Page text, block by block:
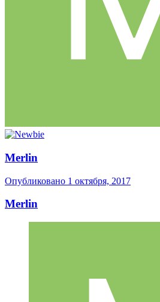
Merlin
Опубликовано 1 октября, 2017
Merlin